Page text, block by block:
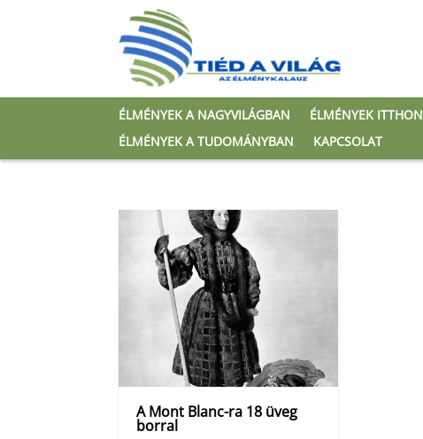
ÉLMÉNYEK A NAGYVILÁGBAN ÉLMÉNYEK ITTHON
ÉLMÉNYEK A TUDOMÁNYBAN
KAPCSOLAT
A Mont Blanc-ra 18 üveg
borral